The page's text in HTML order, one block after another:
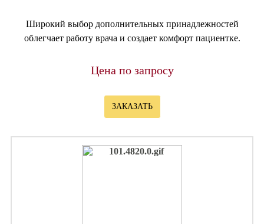
Широкий выбор дополнительных принадлежностей
облегчает работу врача и создает комфорт пациентке.
Цена по запросу
ЗАКАЗАТЬ